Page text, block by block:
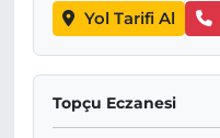
Yol Tarifi Al
Topçu Eczanesi